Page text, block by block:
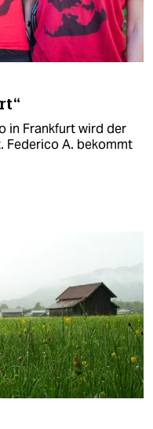
in Frankfurt wird der
Federico A. bekommt